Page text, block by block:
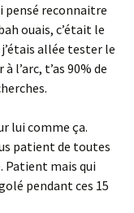
pensé reconnaitre
ouais, c’était le
j’étais allée tester le
l’arc, t’as 90% de
lui comme ça.
patient de toutes
Patient mais qui
pendant ces 15